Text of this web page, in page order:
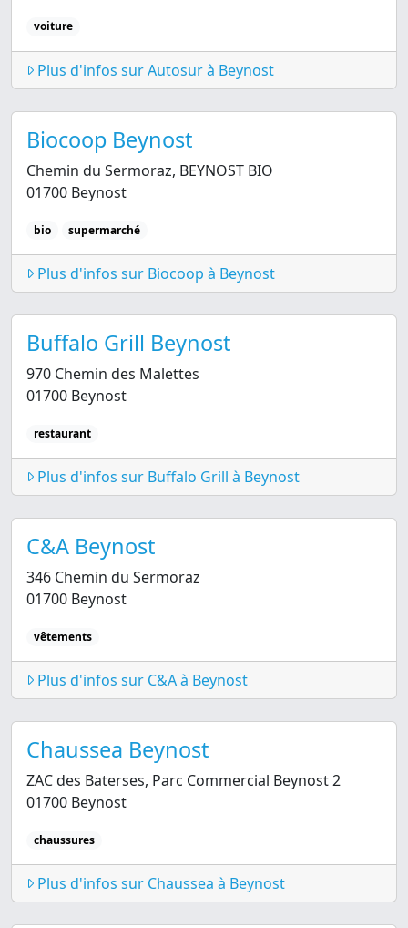
voiture
Plus d'infos sur Autosur à Beynost
Biocoop Beynost
Chemin du Sermoraz, BEYNOST BIO
01700 Beynost
bio supermarché
Plus d'infos sur Biocoop à Beynost
Buffalo Grill Beynost
970 Chemin des Malettes
01700 Beynost
restaurant
Plus d'infos sur Buffalo Grill à Beynost
C&A Beynost
346 Chemin du Sermoraz
01700 Beynost
vêtements
Plus d'infos sur C&A à Beynost
Chaussea Beynost
ZAC des Baterses, Parc Commercial Beynost 2
01700 Beynost
chaussures
Plus d'infos sur Chaussea à Beynost